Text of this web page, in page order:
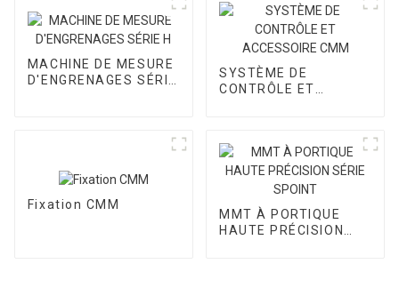
MACHINE DE MESURE
D'ENGRENAGES SÉRIE
SYSTÈME DE
CONTRÔLE ET
Fixation CMM
MMT À PORTIQUE
HAUTE PRÉCISION